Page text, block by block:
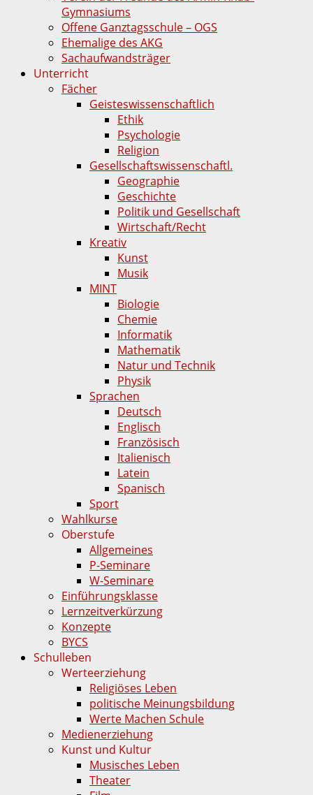
Gymnasiums
Offene Ganztagsschule – OGS
Ehemalige des AKG
Sachaufwandsträger
Unterricht
Fächer
Geisteswissenschaftlich
Ethik
Psychologie
Religion
Gesellschaftswissenschaftl.
Geographie
Geschichte
Politik und Gesellschaft
Wirtschaft/Recht
Kreativ
Kunst
Musik
MINT
Biologie
Chemie
Informatik
Mathematik
Natur und Technik
Physik
Sprachen
Deutsch
Englisch
Französisch
Italienisch
Latein
Spanisch
Sport
Wahlkurse
Oberstufe
Allgemeines
P-Seminare
W-Seminare
Einführungsklasse
Lernzeitverkürzung
Konzepte
BYCS
Schulleben
Werteerziehung
Religiöses Leben
politische Meinungsbildung
Werte Machen Schule
Medienerziehung
Kunst und Kultur
Musisches Leben
Theater